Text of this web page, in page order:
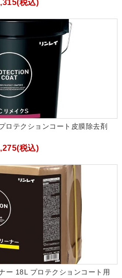
税込)
ロテクションコート皮膜除去剤
税込)
ー 18L プロテクションコート用